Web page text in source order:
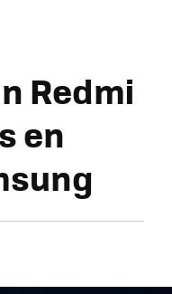
Redmi
en